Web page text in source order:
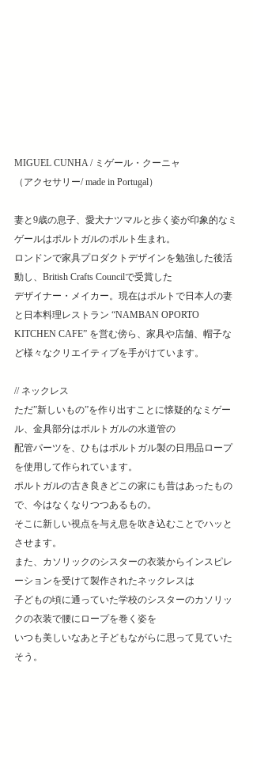
MIGUEL CUNHA / ミゲール・クーニャ
（アクセサリー/ made in Portugal）
妻と9歳の息子、愛犬ナツマルと歩く姿が印象的なミ
ゲールはポルトガルのポルト生まれ。
ロンドンで家具プロダクトデザインを勉強した後活
動し、British Crafts Councilで受賞した
デザイナー・メイカー。現在はポルトで日本人の妻
と日本料理レストラン “NAMBAN OPORTO
KITCHEN CAFE” を営む傍ら、家具や店舗、帽子な
ど様々なクリエイティブを手がけています。
// ネックレス
ただ”新しいもの”を作り出すことに懐疑的なミゲー
ル、金具部分はポルトガルの水道管の
配管パーツを、ひもはポルトガル製の日用品ロープ
を使用して作られています。
ポルトガルの古き良きどこの家にも昔はあったもの
で、今はなくなりつつあるもの。
そこに新しい視点を与え息を吹き込むことでハッと
させます。
また、カソリックのシスターの衣装からインスピレ
ーションを受けて製作されたネックレスは
子どもの頃に通っていた学校のシスターのカソリッ
クの衣装で腰にロープを巻く姿を
いつも美しいなあと子どもながらに思って見ていた
そう。